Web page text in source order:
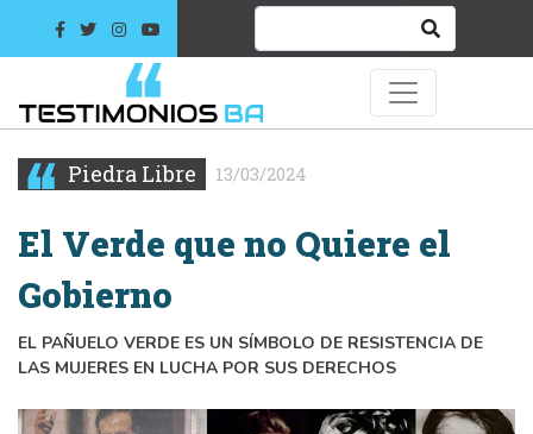
Piedra Libre 13/03/2024
El Verde que no Quiere el
Gobierno
EL PAÑUELO VERDE ES UN SÍMBOLO DE RESISTENCIA DE
LAS MUJERES EN LUCHA POR SUS DERECHOS